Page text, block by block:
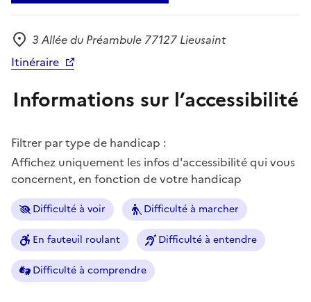
Adresse
3 Allée du Préambule 77127 Lieusaint
Itinéraire
Informations sur l’accessibilité
Filtrer par type de handicap :
Affichez uniquement les infos d'accessibilité qui vous
concernent, en fonction de votre handicap
Difficulté à voir Difficulté à marcher
En fauteuil roulant Difficulté à entendre
Difficulté à comprendre